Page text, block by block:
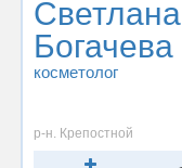
Светлана
Богачева
косметолог
р-н. Крепостной